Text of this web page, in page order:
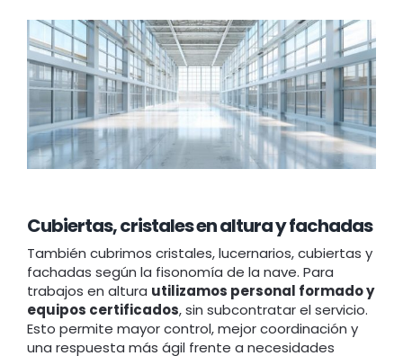
Cubiertas, cristales en altura y fachadas
También cubrimos cristales, lucernarios, cubiertas y
fachadas según la fisonomía de la nave. Para
trabajos en altura utilizamos personal formado y
equipos certificados, sin subcontratar el servicio.
Esto permite mayor control, mejor coordinación y
una respuesta más ágil frente a necesidades